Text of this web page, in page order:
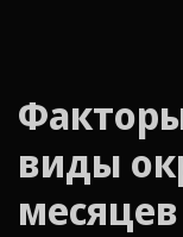
виды
месяцев